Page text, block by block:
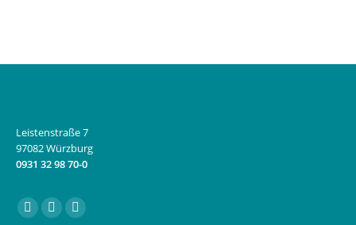
Leistenstraße 7
97082 Würzburg
0931 32 98 70-0
Finden Sie uns auf:
FacebookInstagram
E-